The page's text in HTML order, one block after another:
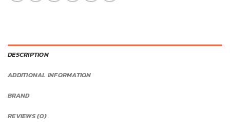
DESCRIPTION
ADDITIONAL INFORMATION
BRAND
REVIEWS (0)